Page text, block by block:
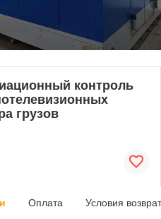
контроль
грузов
Оплата Условия